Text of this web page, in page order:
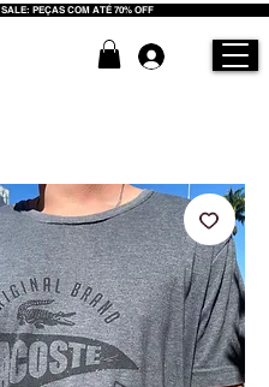
SALE: PEÇAS COM ATÉ 70% OFF